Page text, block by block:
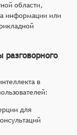
области,
информации или
в
для